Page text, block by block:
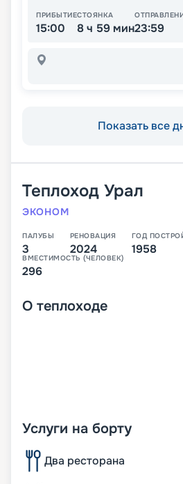
ПРИБЫТИЕ
15:00
СТОЯНКА
8 ч 59 мин23:59
Показать все
Теплоход Урал
ЭКОНОМ
ПАЛУБЫ
3
РЕНОВАЦИЯ
2024
ГОД
1958
ВМЕСТИМОСТЬ (ЧЕЛОВЕК)
296
О теплоходе
Услуги на борту
Два ресторана